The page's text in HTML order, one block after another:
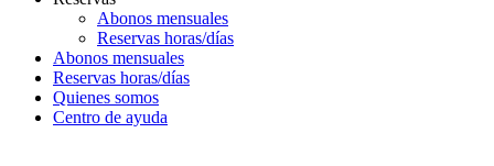
Abonos mensuales
Reservas horas/días
Abonos mensuales
Reservas horas/días
Quienes somos
Centro de ayuda